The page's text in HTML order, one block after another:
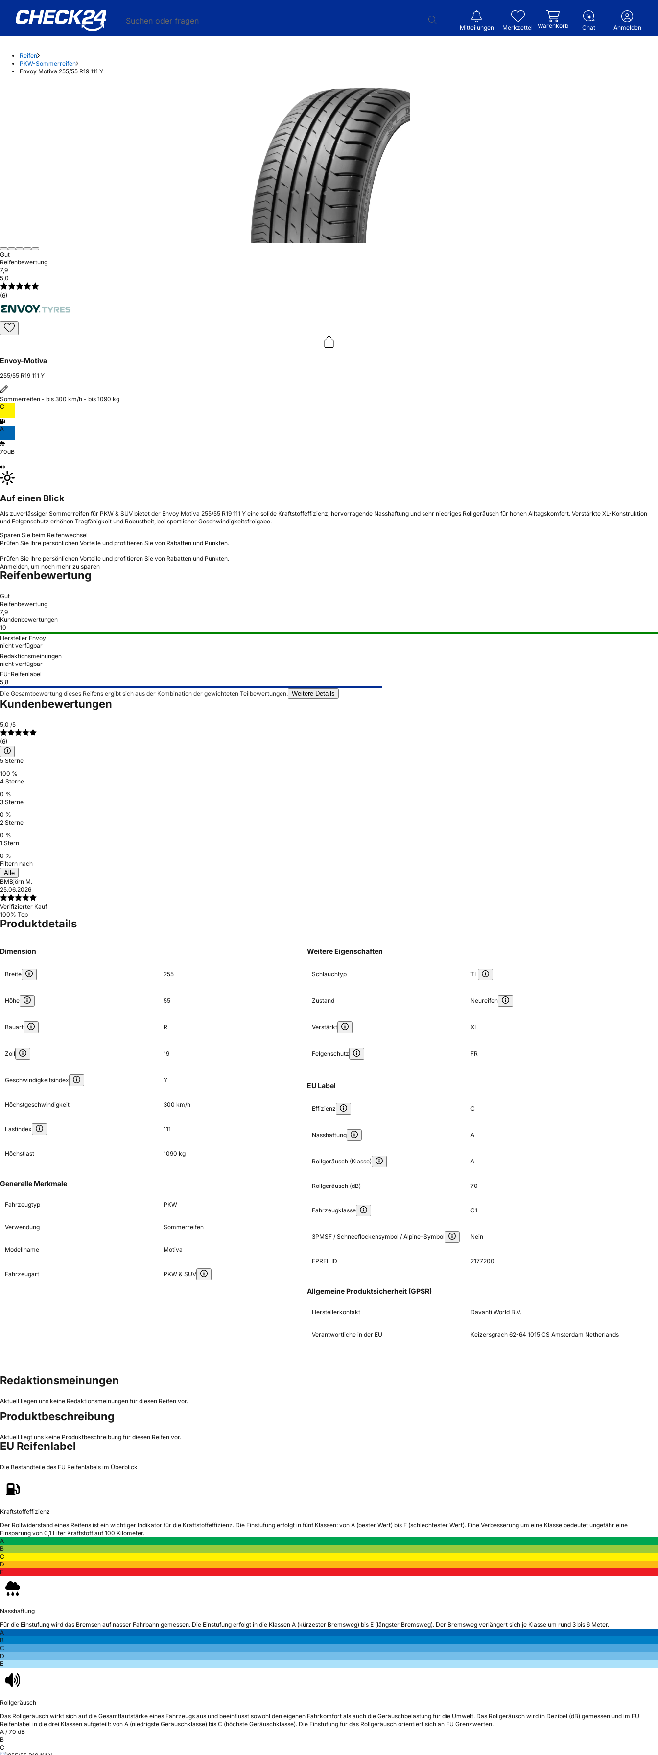
Suchen oder fragen
Mitteilungen Merkzettel Warenkorb Chat Anmelden
Reifen
PKW-Sommerreifen
Envoy Motiva 255/55 R19 111 Y
Gut
Reifenbewertung
7,9
5,0
(6)
Envoy-Motiva
255/55 R19 111 Y
Sommerreifen - bis 300 km/h - bis 1090 kg
C
A
70dB
Auf einen Blick
Als zuverlässiger Sommerreifen für PKW & SUV bietet der Envoy Motiva 255/55 R19 111 Y eine solide Kraftstoffeffizienz, hervorragende Nasshaftung und sehr niedriges Rollgeräusch für hohen Alltagskomfort. Verstärkte XL-Konstruktion
und Felgenschutz erhöhen Tragfähigkeit und Robustheit, bei sportlicher Geschwindigkeitsfreigabe.
Sparen Sie beim Reifenwechsel
Prüfen Sie Ihre persönlichen Vorteile und profitieren Sie von Rabatten und Punkten.
Prüfen Sie Ihre persönlichen Vorteile und profitieren Sie von Rabatten und Punkten.
Anmelden, um noch mehr zu sparen
Reifenbewertung
Gut
Reifenbewertung
7,9
Kundenbewertungen
10
Hersteller Envoy
nicht verfügbar
Redaktionsmeinungen
nicht verfügbar
EU-Reifenlabel
5,8
Die Gesamtbewertung dieses Reifens ergibt sich aus der Kombination der gewichteten Teilbewertungen. Weitere Details
Kundenbewertungen
5,0 /5
(6)
5 Sterne
100 %
4 Sterne
0 %
3 Sterne
0 %
2 Sterne
0 %
1 Stern
0 %
Filtern nach
Alle
BMBjörn M.
25.06.2026
Verifizierter Kauf
100% Top
Produktdetails
Dimension
Breite 255
Höhe 55
Bauart R
Zoll 19
Geschwindigkeitsindex Y
Höchstgeschwindigkeit 300 km/h
Lastindex 111
Höchstlast 1090 kg
Generelle Merkmale
Fahrzeugtyp PKW
Verwendung Sommerreifen
Modellname Motiva
Fahrzeugart PKW & SUV
Weitere Eigenschaften
Schlauchtyp TL
Zustand Neureifen
Verstärkt XL
Felgenschutz FR
EU Label
Effizienz C
Nasshaftung A
Rollgeräusch (Klasse) A
Rollgeräusch (dB) 70
Fahrzeugklasse C1
3PMSF / Schneeflockensymbol / Alpine-Symbol Nein
EPREL ID 2177200
Allgemeine Produktsicherheit (GPSR)
Herstellerkontakt Davanti World B.V.
Verantwortliche in der EU Keizersgrach 62-64 1015 CS Amsterdam Netherlands
Redaktionsmeinungen
Aktuell liegen uns keine Redaktionsmeinungen für diesen Reifen vor.
Produktbeschreibung
Aktuell liegt uns keine Produktbeschreibung für diesen Reifen vor.
EU Reifenlabel
Die Bestandteile des EU Reifenlabels im Überblick
Kraftstoffeffizienz
Der Rollwiderstand eines Reifens ist ein wichtiger Indikator für die Kraftstoffeffizienz. Die Einstufung erfolgt in fünf Klassen: von A (bester Wert) bis E (schlechtester Wert). Eine Verbesserung um eine Klasse bedeutet ungefähr eine
Einsparung von 0,1 Liter Kraftstoff auf 100 Kilometer.
A
B
C
D
E
Nasshaftung
Für die Einstufung wird das Bremsen auf nasser Fahrbahn gemessen. Die Einstufung erfolgt in die Klassen A (kürzester Bremsweg) bis E (längster Bremsweg). Der Bremsweg verlängert sich je Klasse um rund 3 bis 6 Meter.
A
B
C
D
E
Rollgeräusch
Das Rollgeräusch wirkt sich auf die Gesamtlautstärke eines Fahrzeugs aus und beeinflusst sowohl den eigenen Fahrkomfort als auch die Geräuschbelastung für die Umwelt. Das Rollgeräusch wird in Dezibel (dB) gemessen und im EU
Reifenlabel in die drei Klassen aufgeteilt: von A (niedrigste Geräuschklasse) bis C (höchste Geräuschklasse). Die Einstufung für das Rollgeräusch orientiert sich an EU Grenzwerten.
A / 70 dB
B
C